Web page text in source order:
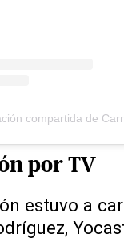
compartida de
por TV
estuvo a